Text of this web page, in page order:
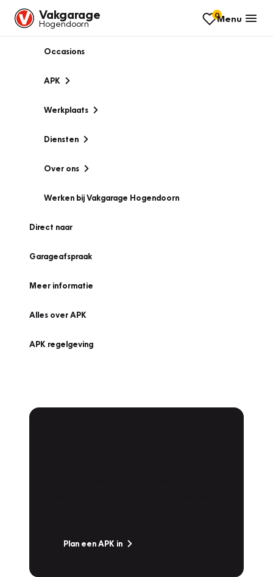
Vakgarage
Hogendoorn
0Menu
Occasions
APK
Werkplaats
Diensten
Over ons
Werken bij Vakgarage Hogendoorn
Direct naar
Garageafspraak
Meer informatie
Alles over APK
APK regelgeving
Plan een APK in